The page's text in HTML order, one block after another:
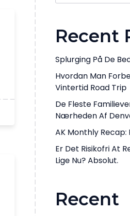
Recent
Splurging På De
Hvordan Man
Vintertid Road Trip
De Fleste
Nærheden Af
AK Monthly Recap:
Er Det Risikofri At
Lige Nu? Absolut.
Recent